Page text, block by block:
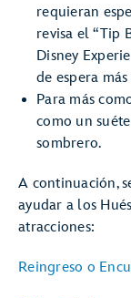
requieran
revisa el “Tip
Disney
de espera
Para más
como un
sombrero.
A continuación,
ayudar a los
atracciones:
Reingreso o